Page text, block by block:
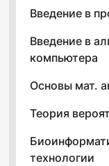
Введение в
Введение в
компьютера
Основы мат.
Теория
технологии